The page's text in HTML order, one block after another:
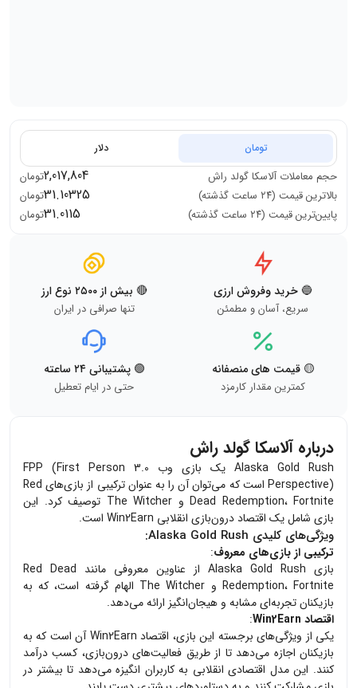
تومان دلار
حجم معاملات آلاسکا گولد راش 2,017,804تومان
بالاترین قیمت (۲۴ ساعت گذشته)
31.10325تومان
پایین‌ترین قیمت (۲۴ ساعت گذشته)
31.0115تومان
🔵 خرید وفروش ارزی
سریع، آسان و مطمئن
🔴 بیش از ۲۵۰۰ نوع ارز
تنها صرافی در ایران
🟡 قیمت های منصفانه
کمترین مقدار کارمزد
🟢 پشتیبانی ۲۴ ساعته
حتی در ایام تعطیل
درباره آلاسکا گولد راش
Alaska Gold Rush یک بازی وب 3.0 FPP (First Person
Perspective) است که می‌توان آن را به عنوان ترکیبی از بازی‌های Red
Dead Redemption، Fortnite و The Witcher توصیف کرد. این
بازی شامل یک اقتصاد درون‌بازی انقلابی Win2Earn است.
ویژگی‌های کلیدی Alaska Gold Rush:
ترکیبی از بازی‌های معروف:
بازی Alaska Gold Rush از عناوین معروفی مانند Red Dead
Redemption، Fortnite و The Witcher الهام گرفته است، که به
بازیکنان تجربه‌ای مشابه و هیجان‌انگیز ارائه می‌دهد.
اقتصاد Win2Earn
:
یکی از ویژگی‌های برجسته این بازی، اقتصاد Win2Earn آن است که به
بازیکنان اجازه می‌دهد تا از طریق فعالیت‌های درون‌بازی، کسب درآمد
کنند. این مدل اقتصادی انقلابی به کاربران انگیزه می‌دهد تا بیشتر در